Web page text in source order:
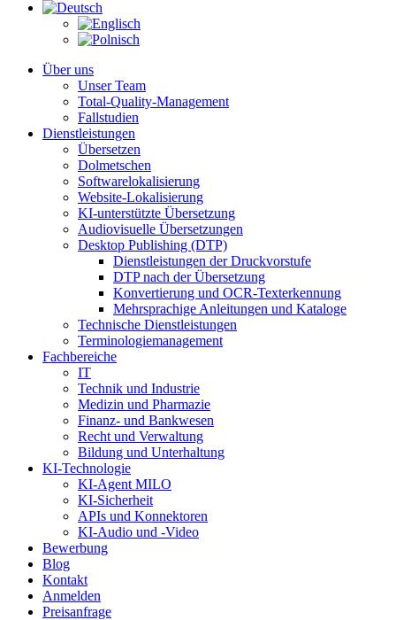
Über uns
Unser Team
Total-Quality-Management
Fallstudien
Dienstleistungen
Übersetzen
Dolmetschen
Softwarelokalisierung
Website-Lokalisierung
KI-unterstützte Übersetzung
Audiovisuelle Übersetzungen
Desktop Publishing (DTP)
Dienstleistungen der Druckvorstufe
DTP nach der Übersetzung
Konvertierung und OCR-Texterkennung
Mehrsprachige Anleitungen und Kataloge
Technische Dienstleistungen
Terminologiemanagement
Fachbereiche
IT
Technik und Industrie
Medizin und Pharmazie
Finanz- und Bankwesen
Recht und Verwaltung
Bildung und Unterhaltung
KI-Technologie
KI-Agent MILO
KI-Sicherheit
APIs und Konnektoren
KI-Audio und -Video
Bewerbung
Blog
Kontakt
Anmelden
Preisanfrage